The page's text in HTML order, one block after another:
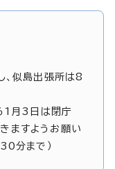
似島出張所は8
1月3日は閉庁
ますようお願い
分まで）